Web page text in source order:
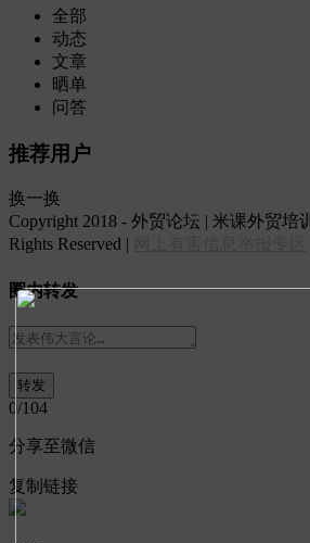
全部
动态
文章
晒单
问答
推荐用户
换一换
Copyright 2018 - 外贸论坛 | 米课外贸培
Rights Reserved |
圈内转发
0/104
分享至微信
复制链接